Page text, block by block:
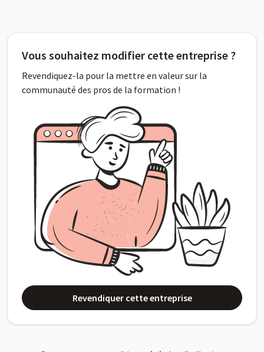
Vous souhaitez modifier cette entreprise ?
Revendiquez-la pour la mettre en valeur sur la
communauté des pros de la formation !
Revendiquer cette entreprise